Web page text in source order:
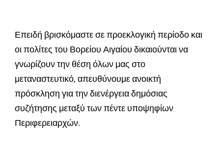
Επειδή βρισκόμαστε σε προεκλογική περίοδο και
οι πολίτες του Βορείου Αιγαίου δικαιούνται να
γνωρίζουν την θέση όλων μας στο
μεταναστευτικό, απευθύνουμε ανοικτή
πρόσκληση για την διενέργεια δημόσιας
συζήτησης μεταξύ των πέντε υποψηφίων
Περιφερειαρχών.